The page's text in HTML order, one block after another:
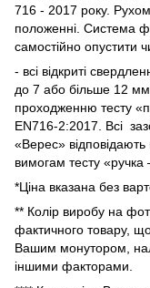
716 - 2017 року.
положенні. Система
самостійно опустити
- всі відкриті
до 7 або більше 12
проходженню тесту
EN716-2:2017. Всі
«Верес»
вимогам тесту «ручка
*Ціна вказана без
** Колір виробу на
фактичного товару,
Вашим монутором,
іншими факторами.